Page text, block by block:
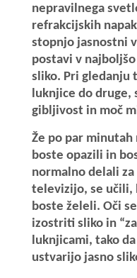
nepravilnega
refrakcijskih
stopnjo jasnostni
postavi v
sliko. Pri gledanju
luknjice do druge,
gibljivost in moč
Že po par
boste opazili in
normalno delali
televizijo, se učili,
boste želeli. Oči
izostriti sliko in
luknjicami, tako
ustvarijo jasno